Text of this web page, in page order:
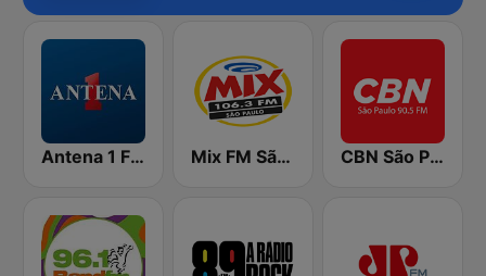
Antena 1 FM Mix FM São Paulo CBN São Paulo